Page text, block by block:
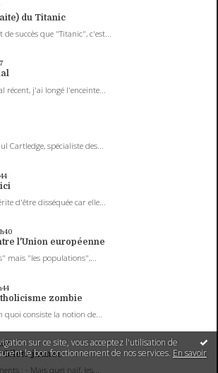
sur ce site, vous acceptez l'utilisation de
le bon fonctionnement de nos services. En savoir
du Titanic
succès que "Titanic", c'est...
j'ai longé l'enceinte...
Cartledge, spécialiste des...
d'être disséquée car elle...
l'Union européenne
mais "les populations",...
zombie
consiste la notion de...
Gilets jaunes
: - Mais quel naïf, les...